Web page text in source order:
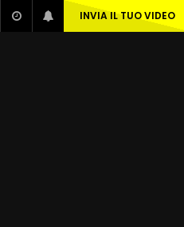
INVIA IL TUO VIDEO